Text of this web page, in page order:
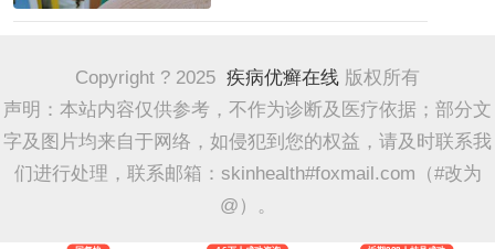
Copyright ? 2025 疾病优癣在线 版权所有
声明：本站内容仅供参考，不作为诊断及医疗依据；部分文
字及图片均来自于网络，如侵犯到您的权益，请及时联系我
们进行处理，联系邮箱：skinhealth#foxmail.com（#改为
@）。